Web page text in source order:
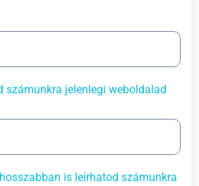
számunkra jelenlegi weboldalad
is leírhatod számunkra